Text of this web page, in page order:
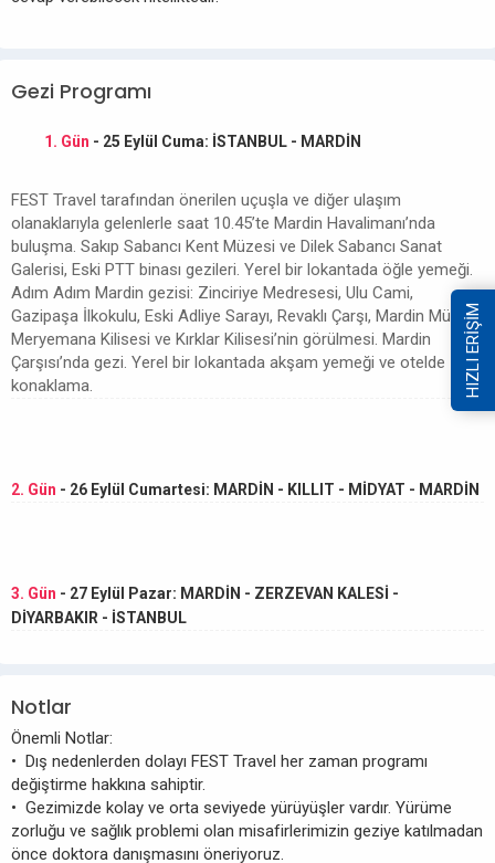
Gezi Programı
1. Gün - 25 Eylül Cuma: İSTANBUL - MARDİN
FEST Travel tarafından önerilen uçuşla ve diğer ulaşım
olanaklarıyla gelenlerle saat 10.45’te Mardin Havalimanı’nda
buluşma. Sakıp Sabancı Kent Müzesi ve Dilek Sabancı Sanat
Galerisi, Eski PTT binası gezileri. Yerel bir lokantada öğle yemeği.
Adım Adım Mardin gezisi: Zinciriye Medresesi, Ulu Cami,
Gazipaşa İlkokulu, Eski Adliye Sarayı, Revaklı Çarşı, Mardin Müzesi.
Meryemana Kilisesi ve Kırklar Kilisesi’nin görülmesi. Mardin
Çarşısı’nda gezi. Yerel bir lokantada akşam yemeği ve otelde
konaklama.
2. Gün - 26 Eylül Cumartesi: MARDİN - KILLIT - MİDYAT - MARDİN
3. Gün - 27 Eylül Pazar: MARDİN - ZERZEVAN KALESİ -
DİYARBAKIR - İSTANBUL
Notlar
Önemli Notlar:
• Dış nedenlerden dolayı FEST Travel her zaman programı
değiştirme hakkına sahiptir.
• Gezimizde kolay ve orta seviyede yürüyüşler vardır. Yürüme
zorluğu ve sağlık problemi olan misafirlerimizin geziye katılmadan
önce doktora danışmasını öneriyoruz.
HIZLI ERİŞİM